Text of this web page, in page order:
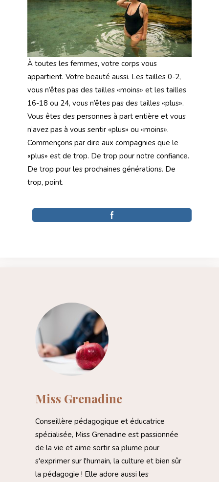
À toutes les femmes, votre corps vous
appartient. Votre beauté aussi. Les tailles 0-2,
vous n’êtes pas des tailles «moins» et les tailles
16-18 ou 24, vous n’êtes pas des tailles «plus».
Vous êtes des personnes à part entière et vous
n’avez pas à vous sentir «plus» ou «moins».
Commençons par dire aux compagnies que le
«plus» est de trop. De trop pour notre confiance.
De trop pour les prochaines générations. De
trop, point.
Miss Grenadine
Conseillère pédagogique et éducatrice
spécialisée, Miss Grenadine est passionnée
de la vie et aime sortir sa plume pour
s'exprimer sur l'humain, la culture et bien sûr
la pédagogie ! Elle adore aussi les